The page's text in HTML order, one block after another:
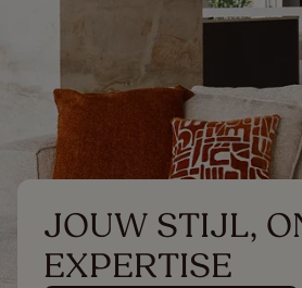
JOUW STIJL,
EXPERTISE